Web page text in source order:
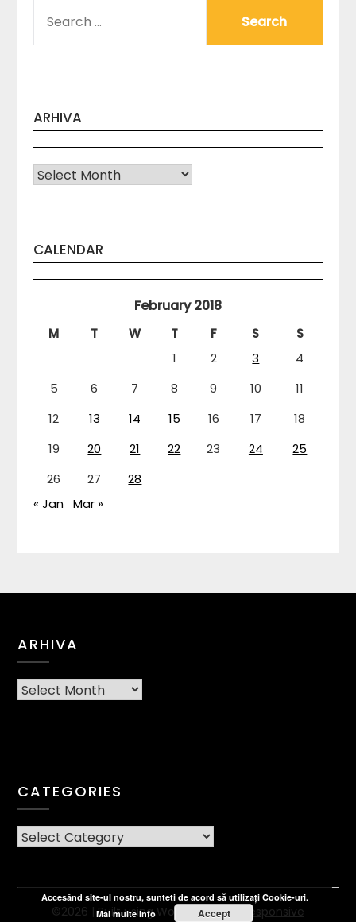
FOR:
ARHIVA
Arhiva
CALENDAR
February 2018
M T W T F S
S
1
2 3
4
5
6 7 8 9 10
11
12
13 14 15 16 17
18
19
20 21 22 23 24
25
26
27
28
« Jan Mar »
ARHIVA
Arhiva
CATEGORIES
CATEGORIES
©2026 | Built using WordPress and
Responsive
Accesând site-ul nostru, sunteti de acord să utilizați Cookie-uri.
Mai multe info
Accept